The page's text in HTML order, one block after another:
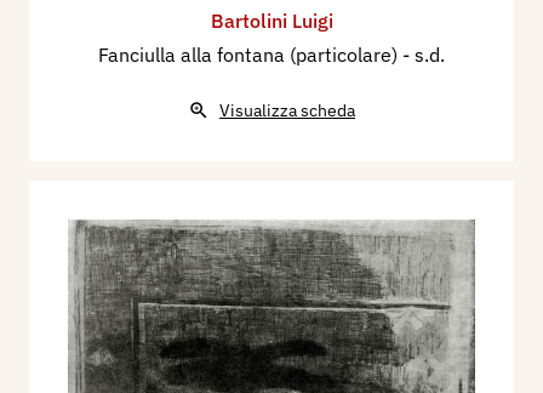
Bartolini Luigi
Fanciulla alla fontana (particolare) - s.d.
Visualizza scheda